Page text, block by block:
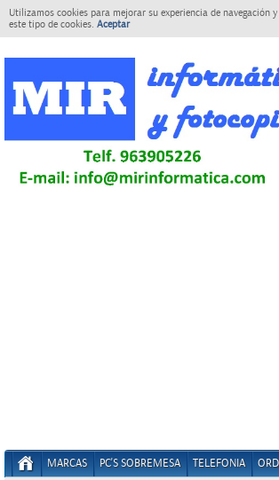
Utilizamos cookies para mejorar su experiencia de
este tipo de cookies. Aceptar
MARCAS PC'S SOBREMESA TELEFONIA